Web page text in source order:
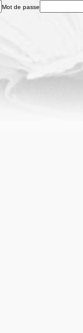
Mot de passe